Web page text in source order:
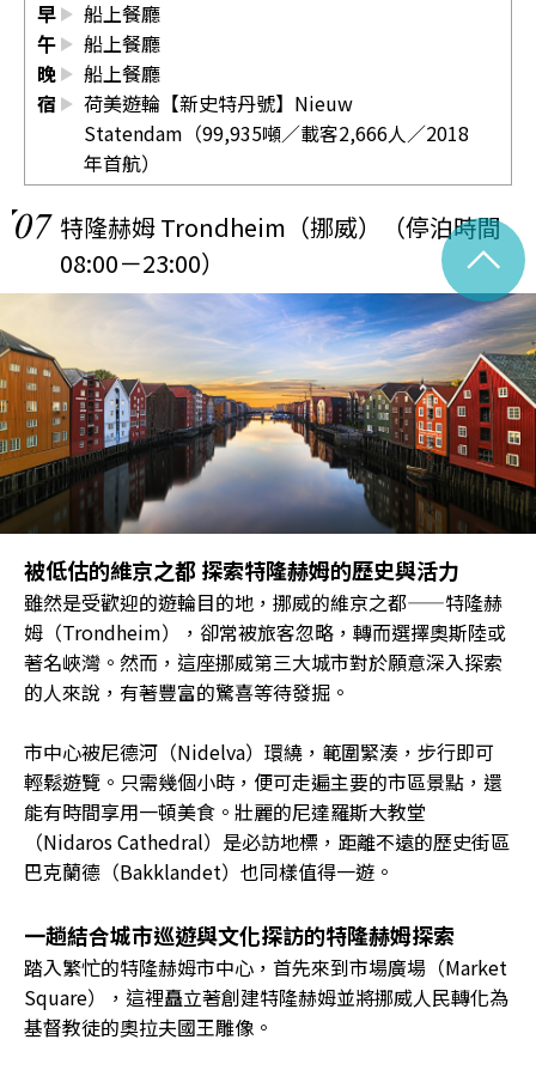
早
船上餐廳
午
船上餐廳
晚
船上餐廳
宿
荷美遊輪【新史特丹號】Nieuw
Statendam（99,935噸／載客2,666人／2018
年首航）
07 特隆赫姆 Trondheim（挪威）（停泊時間
08:00－23:00）
被低估的維京之都 探索特隆赫姆的歷史與活力
雖然是受歡迎的遊輪目的地，挪威的維京之都——特隆赫
姆（Trondheim），卻常被旅客忽略，轉而選擇奧斯陸或
著名峽灣。然而，這座挪威第三大城市對於願意深入探索
的人來說，有著豐富的驚喜等待發掘。
市中心被尼德河（Nidelva）環繞，範圍緊湊，步行即可
輕鬆遊覽。只需幾個小時，便可走遍主要的市區景點，還
能有時間享用一頓美食。壯麗的尼達羅斯大教堂
（Nidaros Cathedral）是必訪地標，距離不遠的歷史街區
巴克蘭德（Bakklandet）也同樣值得一遊。
一趟結合城市巡遊與文化探訪的特隆赫姆探索
踏入繁忙的特隆赫姆市中心，首先來到市場廣場（Market
Square），這裡矗立著創建特隆赫姆並將挪威人民轉化為
基督教徒的奧拉夫國王雕像。
^